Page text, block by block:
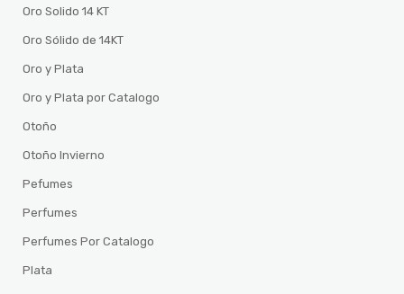
Oro Solido 14 KT
Oro Sólido de 14KT
Oro y Plata
Oro y Plata por Catalogo
Otoño
Otoño Invierno
Pefumes
Perfumes
Perfumes Por Catalogo
Plata